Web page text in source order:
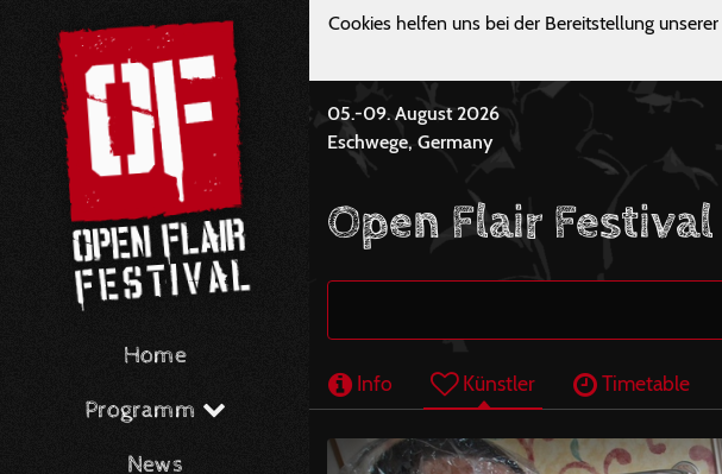
Home
Programm
News
Cookies helfen uns bei der Bereitstellung
05.-09. August 2026
Eschwege, Germany
Open Flair
Info Künstler Timetable